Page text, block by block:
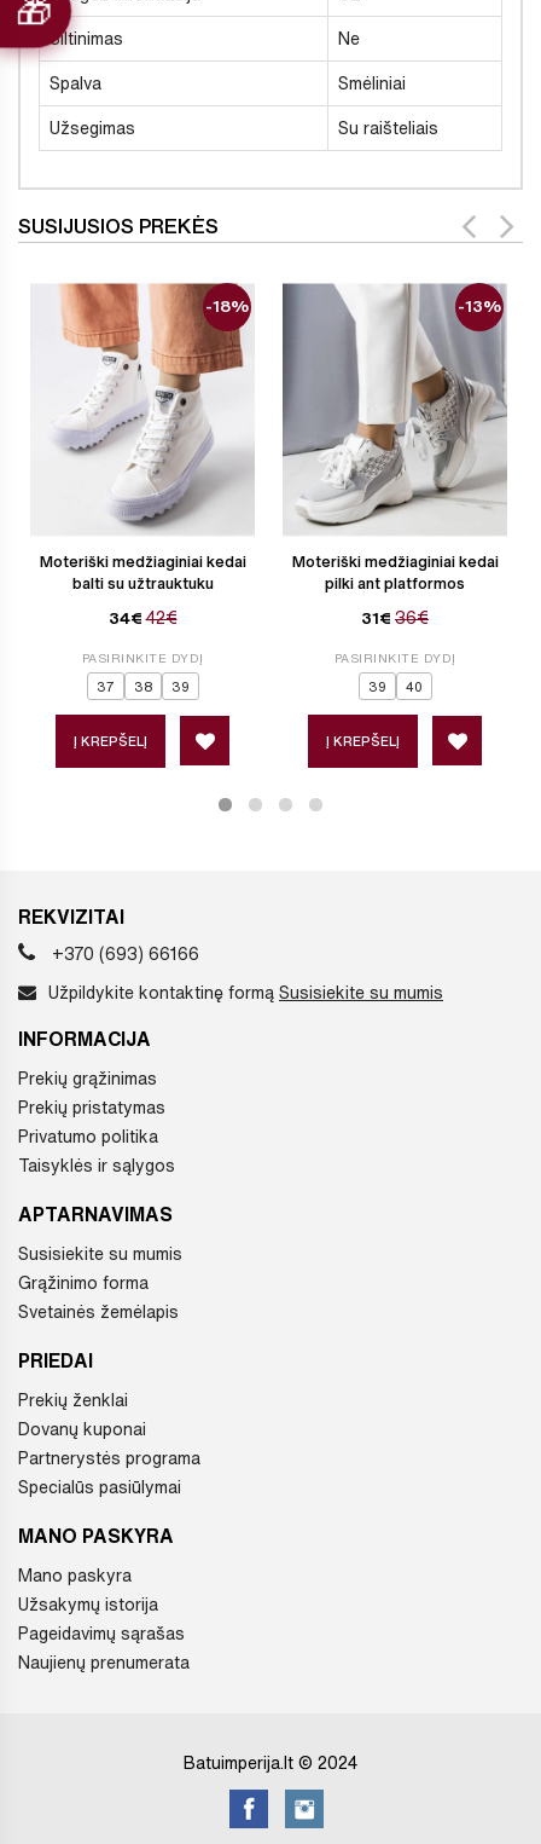
Šiltinimas Ne
Spalva Smėliniai
Užsegimas Su raišteliais
SUSIJUSIOS PREKĖS
Moteriški medžiaginiai kedai
balti su užtrauktuku
34€ 42€
-18%
PASIRINKITE DYDĮ
37 38 39
Į KREPŠELĮ
Moteriški medžiaginiai kedai
pilki ant platformos
31€ 36€
-13%
PASIRINKITE DYDĮ
39 40
Į KREPŠELĮ
REKVIZITAI
+370 (693) 66166
Užpildykite kontaktinę formą Susisiekite su mumis
INFORMACIJA
Prekių grąžinimas
Prekių pristatymas
Privatumo politika
Taisyklės ir sąlygos
APTARNAVIMAS
Susisiekite su mumis
Grąžinimo forma
Svetainės žemėlapis
PRIEDAI
Prekių ženklai
Dovanų kuponai
Partnerystės programa
Specialūs pasiūlymai
MANO PASKYRA
Mano paskyra
Užsakymų istorija
Pageidavimų sąrašas
Naujienų prenumerata
Batuimperija.lt © 2024